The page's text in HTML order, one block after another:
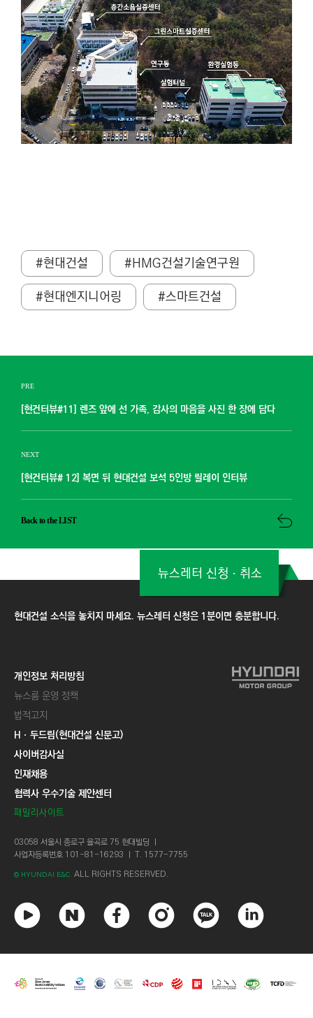
#현대건설
#HMG건설기술연구원
#현대엔지니어링
#스마트건설
PRE
[현건터뷰#11] 렌즈 앞에 선 가족, 감사의 마음을 사진 한 장에 담다
NEXT
[현건터뷰# 12] 복면 뒤 현대건설 보석 5인방 릴레이 인터뷰
Back to the LIST
현대건설 소식을 놓치지 마세요. 뉴스레터 신청은 1분이면 충분합니다.
뉴스레터 신청ㆍ취소
개인정보 처리방침
뉴스룸 운영 정책
법적고지
Hㆍ두드림(현대건설 신문고)
사이버감사실
인재채용
협력사 우수기술 제안센터
패밀리사이트
03058 서울시 종로구 율곡로 75 현대빌딩 ㅣ
사업자등록번호 101-81-16293 ㅣ T. 1577-7755
© HYUNDAI E&C. ALL RIGHTS RESERVED.
튜
브
이
이
스
북
스
타
그
카
오
톡
크
드
인